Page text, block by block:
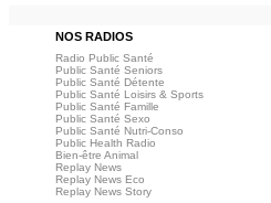
NOS RADIOS
Radio Public Santé
Public Santé Seniors
Public Santé Détente
Public Santé Loisirs & Sports
Public Santé Famille
Public Santé Sexo
Public Santé Nutri-Conso
Public Health Radio
Bien-être Animal
Replay News
Replay News Eco
Replay News Story